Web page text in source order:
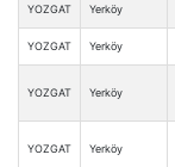
YOZGAT Yerköy
YOZGAT Yerköy
YOZGAT Yerköy
YOZGAT Yerköy